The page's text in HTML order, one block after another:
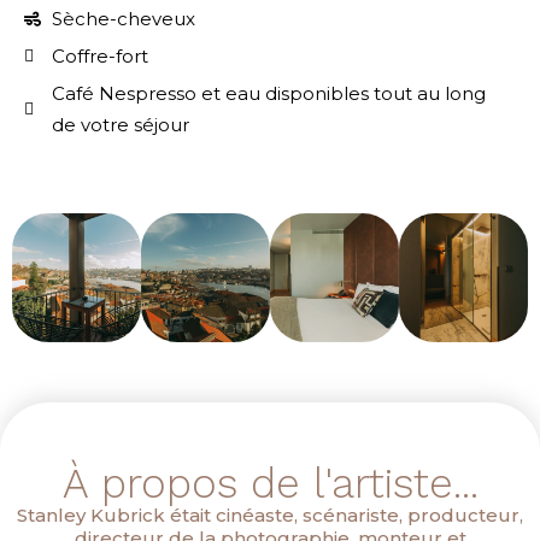
Sèche-cheveux
Coffre-fort
Café Nespresso et eau disponibles tout au long
de votre séjour
À propos de l'artiste...
Stanley Kubrick était cinéaste, scénariste, producteur,